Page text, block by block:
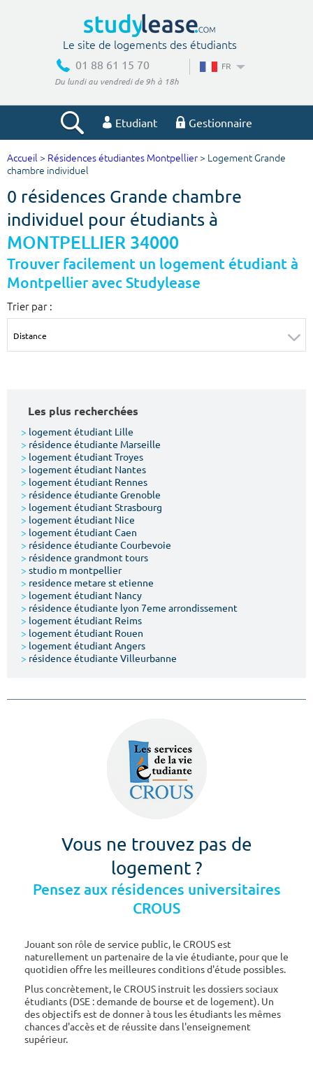
Le site de logements des étudiants
01 88 61 15 70
Du lundi au vendredi de 9h à 18h
FR
Etudiant Gestionnaire
Votre recherche
Ville, école
Budget min
€
Budget max
m² m²
Votre date d'entrée
Chercher
Accueil > Résidences étudiantes Montpellier > Logement Grande
chambre individuel
0 résidences Grande chambre
individuel pour étudiants à
MONTPELLIER 34000
Trouver facilement un logement étudiant à
Montpellier avec Studylease
Trier par :
Les plus recherchées
> logement étudiant Lille
> résidence étudiante Marseille
> logement étudiant Troyes
> logement étudiant Nantes
> logement étudiant Rennes
> résidence étudiante Grenoble
> logement étudiant Strasbourg
> logement étudiant Nice
> logement étudiant Caen
> résidence étudiante Courbevoie
> résidence grandmont tours
> studio m montpellier
> residence metare st etienne
> logement étudiant Nancy
> résidence étudiante lyon 7eme arrondissement
> logement étudiant Reims
> logement étudiant Rouen
> logement étudiant Angers
> résidence étudiante Villeurbanne
Vous ne trouvez pas de
logement ?
Pensez aux résidences universitaires
CROUS
Jouant son rôle de service public, le CROUS est
naturellement un partenaire de la vie étudiante, pour que le
quotidien offre les meilleures conditions d'étude possibles.
Plus concrètement, le CROUS instruit les dossiers sociaux
étudiants (DSE : demande de bourse et de logement). Un
des objectifs est de donner à tous les étudiants les mêmes
chances d'accès et de réussite dans l'enseignement
supérieur.